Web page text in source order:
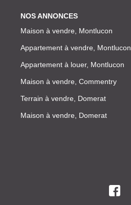
NOS ANNONCES
Maison à vendre, Montlucon
Appartement à vendre, Montlucon
Appartement à louer, Montlucon
Maison à vendre, Commentry
Terrain à vendre, Domerat
Maison à vendre, Domerat